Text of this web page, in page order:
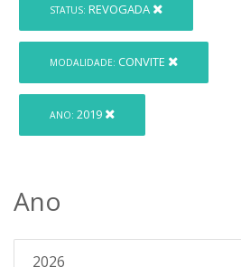
STATUS: REVOGADA
MODALIDADE: CONVITE
ANO: 2019
Ano
2026